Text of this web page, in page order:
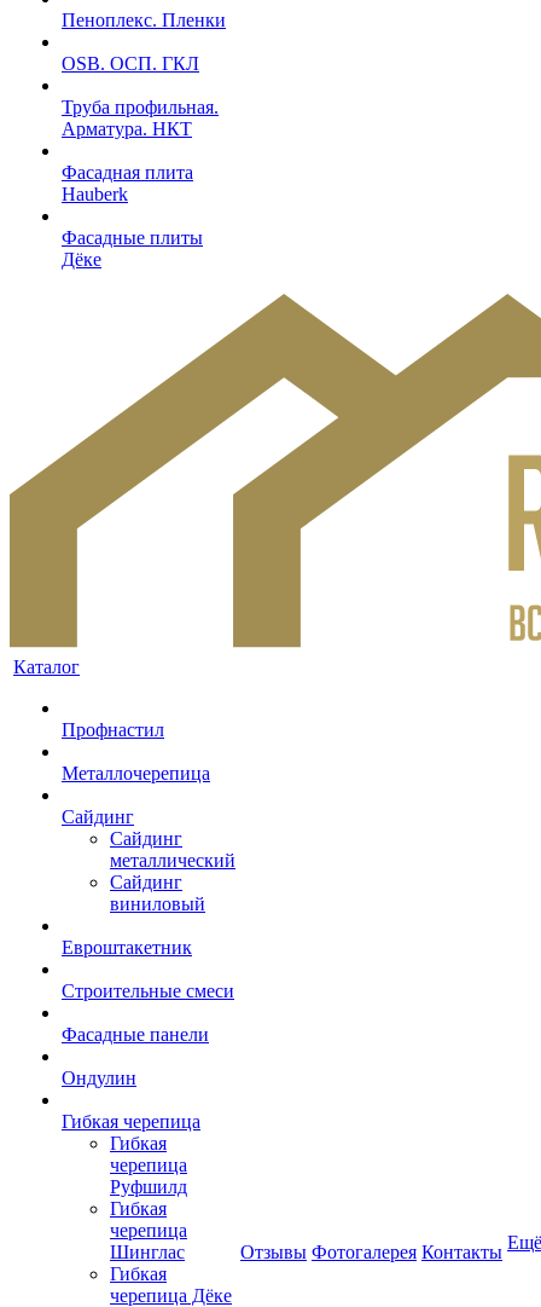
Пеноплекс. Пленки
OSB. ОСП. ГКЛ
Труба профильная.
Арматура. НКТ
Фасадная плита
Hauberk
Фасадные плиты
Дёке
Каталог
Профнастил
Металлочерепица
Сайдинг
Сайдинг
металлический
Сайдинг
виниловый
Евроштакетник
Строительные смеси
Фасадные панели
Ондулин
Гибкая черепица
Гибкая
черепица
Руфшилд
Гибкая
черепица
Шинглас
Гибкая
черепица Дёке
Отзывы Фотогалерея Контакты Ещё